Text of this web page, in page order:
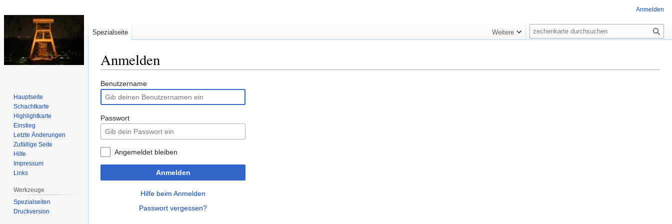
Anmelden
Zur
Navigation
springen
Zur
Suche
springen
Benutzername
Passwort
Angemeldet bleiben
Anmelden
Hilfe beim Anmelden
Passwort vergessen?
Anmelden
Spezialseite Weitere
Suche
Hauptseite
Schachtkarte
Highlightkarte
Einstieg
Letzte Änderungen
Zufällige Seite
Hilfe
Impressum
Links
Werkzeuge
Spezialseiten
Druckversion